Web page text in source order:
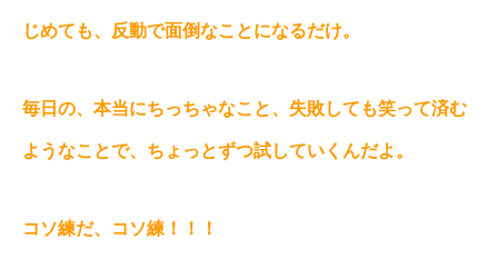
じめても、反動で面倒なことになるだけ。
毎日の、本当にちっちゃなこと、失敗しても笑って済む
ようなことで、ちょっとずつ試していくんだよ。
コソ練だ、コソ練！！！